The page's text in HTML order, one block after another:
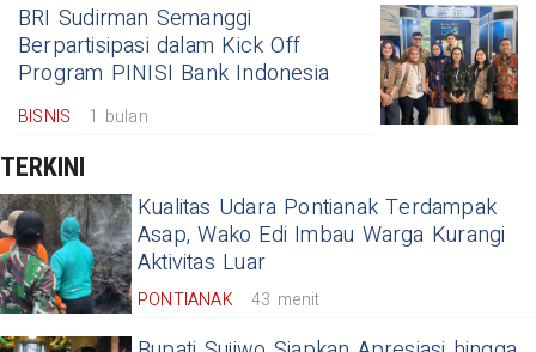
BRI Sudirman Semanggi
Berpartisipasi dalam Kick Off
Program PINISI Bank Indonesia
BISNIS 1 bulan
TERKINI
Kualitas Udara Pontianak Terdampak
Asap, Wako Edi Imbau Warga Kurangi
Aktivitas Luar
PONTIANAK 43 menit